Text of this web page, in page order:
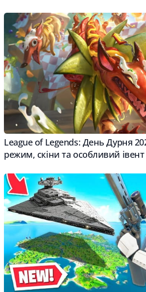
League of Legends: День Дурня
режим, скіни та особливий івент